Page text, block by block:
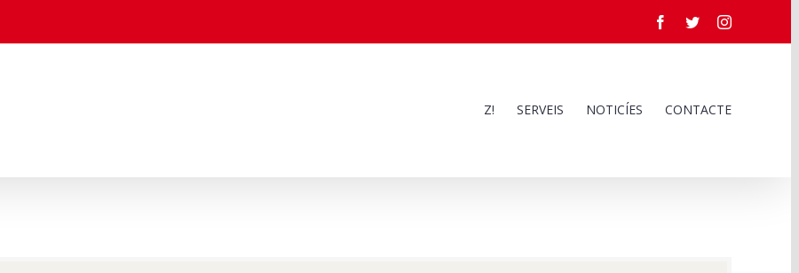
Facebook
TwitterInstagram
Z! SERVEIS NOTICÍES CONTACTE